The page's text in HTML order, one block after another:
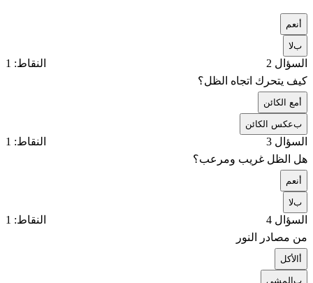
نعم
بلا
السؤال 2
النقاط: 1
كيف يتحرك اتجاه الظل؟
مع الكائن
بعكس الكائن
السؤال 3
النقاط: 1
هل الظل غريب ومرعب؟
نعم
بلا
السؤال 4
النقاط: 1
من مصادر النور
الأكل
بالمشي